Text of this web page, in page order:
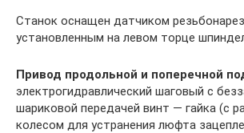
Станок оснащен датчиком
установленным на левом торце
Привод продольной и поперечной
электрогидравлический шаговый с
шариковой передачей винт — гайка (с
колесом для устранения люфта